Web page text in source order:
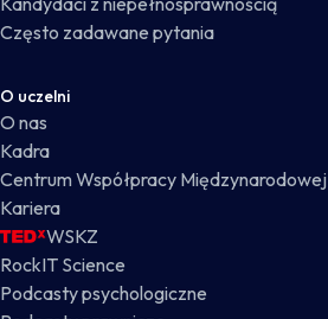
Często zadawane pytania
O uczelni
O nas
Kadra
Centrum Współpracy Międzynarodowej
Kariera
WSKZ
RockIT Science
Podcasty psychologiczne